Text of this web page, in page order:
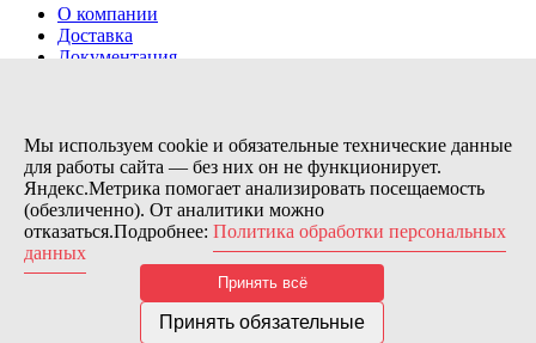
О компании
Доставка
Документация
Контакты
Заказов сегодня / Всего
56
11115
Нас можно найти тут:
© 2026 Motor Components. Все права защищены
Дизайн и разработка сайта
Nice’
В связи с возникшими затруднениями с поставками из-за
Мы используем cookie и обязательные технические данные
для работы сайта — без них он не функционирует.
Яндекс.Метрика помогает анализировать посещаемость
(обезличенно). От аналитики можно
отказаться.Подробнее: Политика обработки персональных
данных
Принять всё
Принять обязательные